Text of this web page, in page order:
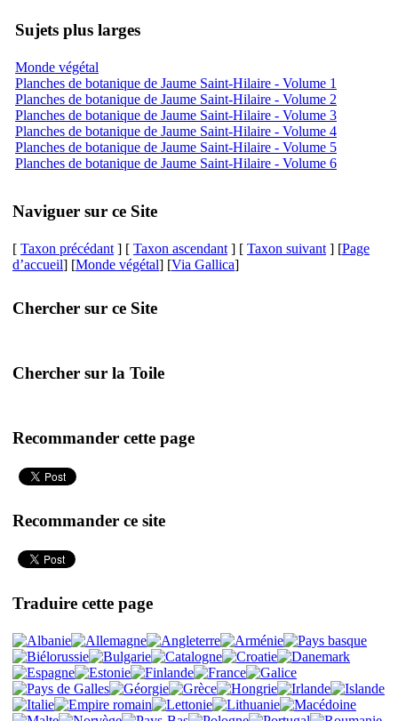
Sujets plus larges
Monde végétal
Planches de botanique de Jaume Saint-Hilaire - Volume 1
Planches de botanique de Jaume Saint-Hilaire - Volume 2
Planches de botanique de Jaume Saint-Hilaire - Volume 3
Planches de botanique de Jaume Saint-Hilaire - Volume 4
Planches de botanique de Jaume Saint-Hilaire - Volume 5
Planches de botanique de Jaume Saint-Hilaire - Volume 6
Naviguer sur ce Site
[ Taxon précédant ] [ Taxon ascendant ] [ Taxon suivant ] [Page
d’accueil] [Monde végétal] [Via Gallica]
Chercher sur ce Site
Chercher sur la Toile
Recommander cette page
Recommander ce site
Traduire cette page